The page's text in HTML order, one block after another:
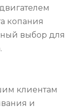
копания
выбор для
клиентам
и